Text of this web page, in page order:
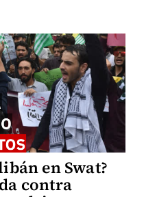
en Swat?
contra